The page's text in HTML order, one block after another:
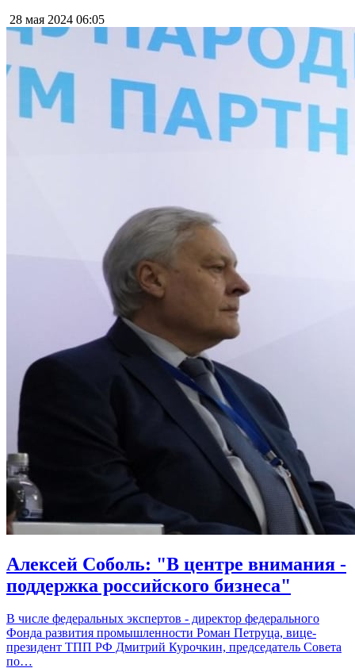
28 мая 2024 06:05
Алексей Соболь: "В центре внимания -
поддержка российского бизнеса"
В числе федеральных экспертов - директор федерального
Фонда развития промышленности Роман Петруца, вице-
президент ТПП РФ Дмитрий Курочкин, председатель Совета
по…